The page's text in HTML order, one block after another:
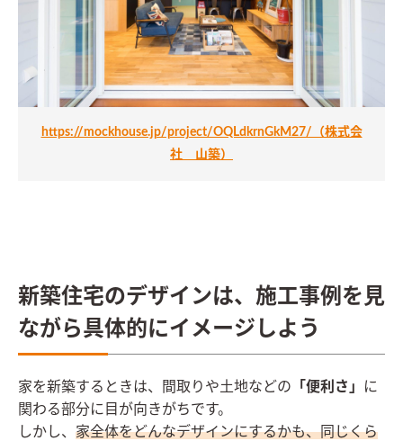
https://mockhouse.jp/project/OQLdkrnGkM27/（株式会
社 山築）
新築住宅のデザインは、施工事例を見
ながら具体的にイメージしよう
家を新築するときは、間取りや土地などの 「便利さ」
に
関わる部分に目が向きがちです。
しかし、 家全体をどんなデザインにするかも、同じくら